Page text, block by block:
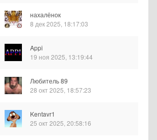
нахалёнок
8 дек 2025, 18:17:03
Appi
19 ноя 2025, 13:19:44
Любитель 89
28 окт 2025, 18:57:23
Kentavr1
25 окт 2025, 20:58:16